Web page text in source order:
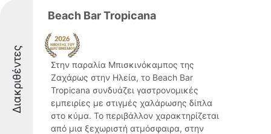
Διακριθέντες
Beach Bar Tropicana
Στην παραλία Μπισκινόκαμπος της
Ζαχάρως στην Ηλεία, το Beach Bar
Tropicana συνδυάζει γαστρονομικές
εμπειρίες με στιγμές χαλάρωσης δίπλα
στο κύμα. Το περιβάλλον χαρακτηρίζεται
από μια ξεχωριστή ατμόσφαιρα, στην